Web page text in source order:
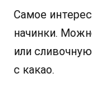
Самое
начинки.
или
с какао.